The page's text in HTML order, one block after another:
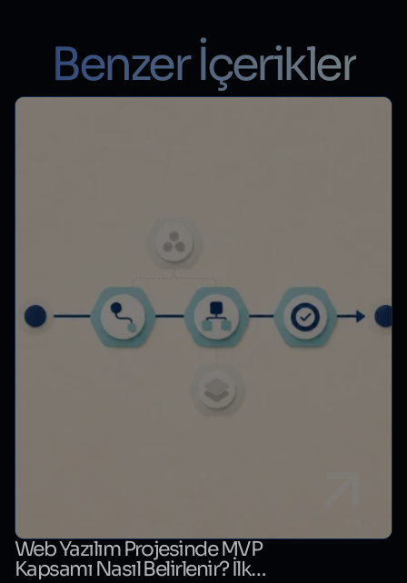
Benzer İçerikler
Web Yazılım Projesinde MVP
Kapsamı Nasıl Belirlenir? İlk